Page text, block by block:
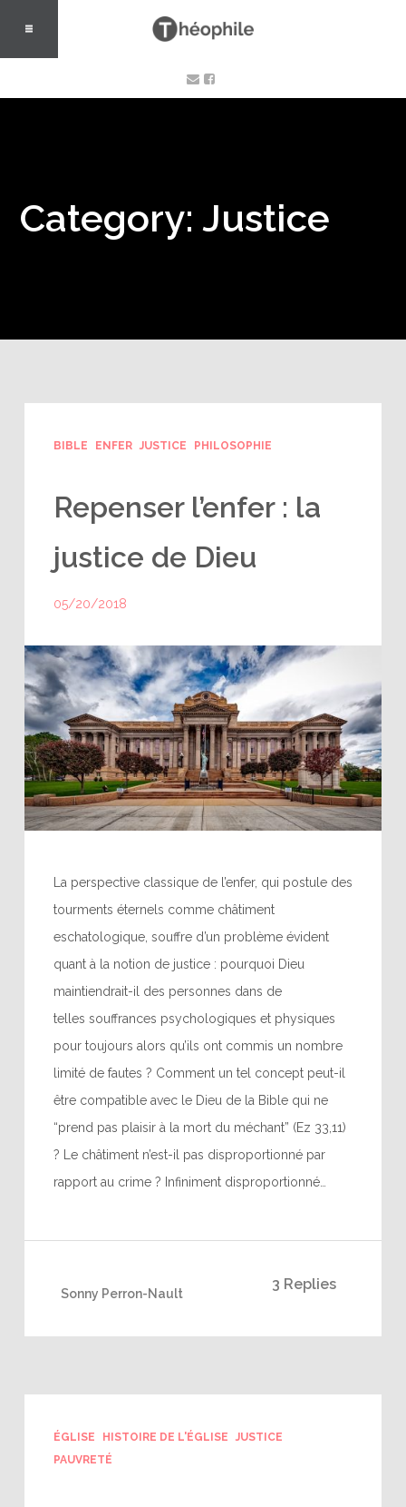
Category: Justice
BIBLE ENFER JUSTICE PHILOSOPHIE
Repenser l’enfer : la
justice de Dieu
05/20/2018
La perspective classique de l’enfer, qui postule des
tourments éternels comme châtiment
eschatologique, souffre d’un problème évident
quant à la notion de justice : pourquoi Dieu
maintiendrait-il des personnes dans de
telles souffrances psychologiques et physiques
pour toujours alors qu’ils ont commis un nombre
limité de fautes ? Comment un tel concept peut-il
être compatible avec le Dieu de la Bible qui ne
“prend pas plaisir à la mort du méchant” (Ez 33,11)
? Le châtiment n’est-il pas disproportionné par
rapport au crime ? Infiniment disproportionné…
3 Replies
Sonny Perron-Nault
ÉGLISE HISTOIRE DE L'ÉGLISE
JUSTICE
PAUVRETÉ